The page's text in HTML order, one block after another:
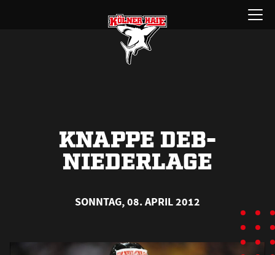
Menü
öffnen
KNAPPE DEB-
NIEDERLAGE
SONNTAG, 08. APRIL 2012